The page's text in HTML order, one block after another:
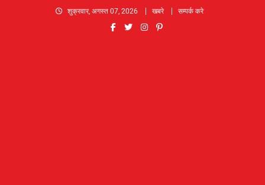
शुक्रवार, अगस्त 07, 2026 खबरे सम्पर्क करे